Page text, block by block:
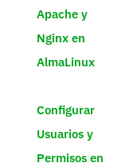
Apache y
Nginx en
AlmaLinux
Configurar
Usuarios y
Permisos en